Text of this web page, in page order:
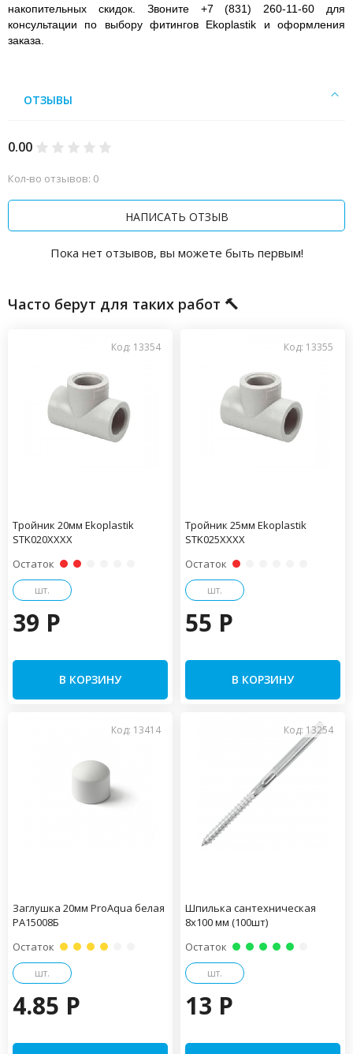
накопительных скидок. Звоните +7 (831) 260-11-60 для
консультации по выбору фитингов Ekoplastik и оформления
заказа.
ОТЗЫВЫ
0.00
Кол-во отзывов: 0
НАПИСАТЬ ОТЗЫВ
Пока нет отзывов, вы можете быть первым!
Часто берут для таких работ 🔨
Код: 13354
Тройник 20мм Ekoplastik
STK020XXXX
Остаток
шт.
39 P
В КОРЗИНУ
Код: 13355
Тройник 25мм Ekoplastik
STK025XXXX
Остаток
шт.
55 P
В КОРЗИНУ
Код: 13414
Заглушка 20мм ProAqua белая
PA15008Б
Остаток
шт.
4.85 P
Код: 13254
Шпилька сантехническая
8х100 мм (100шт)
Остаток
шт.
13 P